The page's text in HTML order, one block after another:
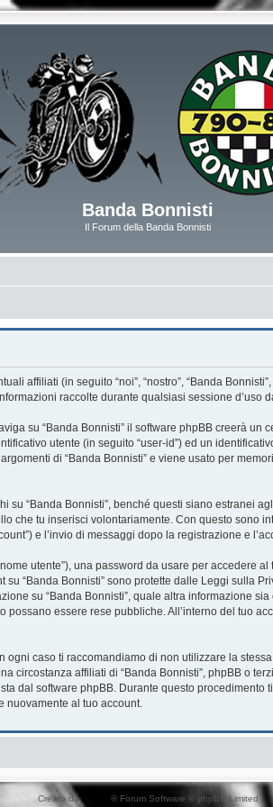
Banda Bonnisti
Il Forum della Banda Bonnisti
affiliati (in seguito “noi”, “nostro”, “Banda
raccolte durante qualsiasi sessione d’uso
su “Banda Bonnisti” il software phpBB creerà
utente (in seguito “user-id”) ed un
di “Banda Bonnisti” e viene usato per
“Banda Bonnisti”, benché questi siano estranei
che tu inserisci volontariamente. Con questo sono
e l’invio di messaggi dopo la registrazione e
utente”), una password da usare per accedere
su “Banda Bonnisti” sono protette dalle Leggi sulla
su “Banda Bonnisti”, quale altra informazione
essere rese pubbliche. All’interno del tuo
caso ti raccomandiamo di non utilizzare la
circostanza affiliati di “Banda Bonnisti”, phpBB o
dal software phpBB. Durante questo
al tuo account.
Creato daphpBB ® Forum Software © phpBB Limited